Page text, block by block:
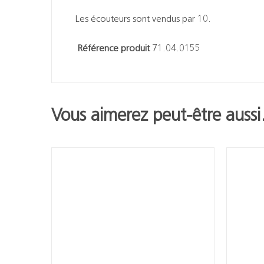
Les écouteurs sont vendus par 10.
Référence produit 71.04.0155
Vous aimerez peut-être